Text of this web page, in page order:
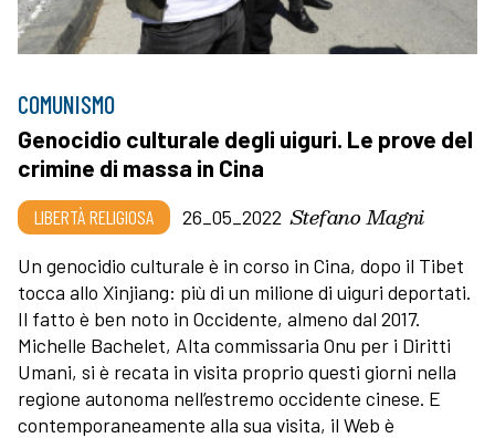
COMUNISMO
Genocidio culturale degli uiguri. Le prove del
crimine di massa in Cina
LIBERTÀ RELIGIOSA 26_05_2022 Stefano Magni
Un genocidio culturale è in corso in Cina, dopo il Tibet
tocca allo Xinjiang: più di un milione di uiguri deportati.
Il fatto è ben noto in Occidente, almeno dal 2017.
Michelle Bachelet, Alta commissaria Onu per i Diritti
Umani, si è recata in visita proprio questi giorni nella
regione autonoma nell’estremo occidente cinese. E
contemporaneamente alla sua visita, il Web è